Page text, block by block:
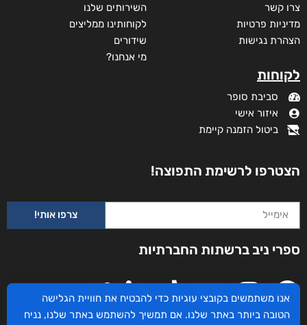
צרו קשר
מדיניות פרטיות
הצהרת נגישות
לקוחות
סביבת סופר
איזור אישי
ביטול הזמנה קיימת
השירותים שלנו
לקוחותינו ממליצים
שידורים
מי אנחנו?
הצטרפו לרשימת התפוצה!
צרפו אותי!
ספרי ניב ברשתות החברתיות
אנו משתמשים בקובצי עוגיות כדי להבטיח את חוויית הגלישה
הטובה ביותר באתר שלנו. אם תמשיך להשתמש באתר שלנו, נניח